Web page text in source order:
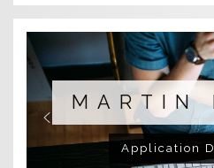
MARTIN
Application